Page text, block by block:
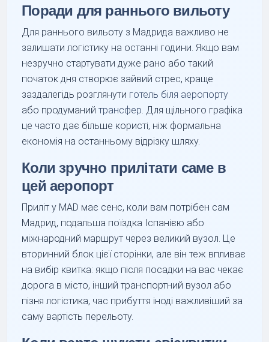
Поради для раннього вильоту
Для раннього вильоту з Мадрида важливо не
залишати логістику на останні години. Якщо вам
незручно стартувати дуже рано або такий
початок дня створює зайвий стрес, краще
заздалегідь розглянути готель біля аеропорту
або продуманийтрансфер . Для щільного графіка
це часто дає більше користі, ніж формальна
економія на останньому відрізку шляху.
Коли зручно прилітати саме в
цей аеропорт
Приліт у MAD має сенс, коли вам потрібен сам
Мадрид, подальша поїздка Іспанією або
міжнародний маршрут через великий вузол. Це
вторинний блок цієї сторінки, але він теж впливає
на вибір квитка: якщо після посадки на вас чекає
дорога в місто, інший транспортний вузол або
пізня логістика, час прибуття іноді важливіший за
саму вартість перельоту.